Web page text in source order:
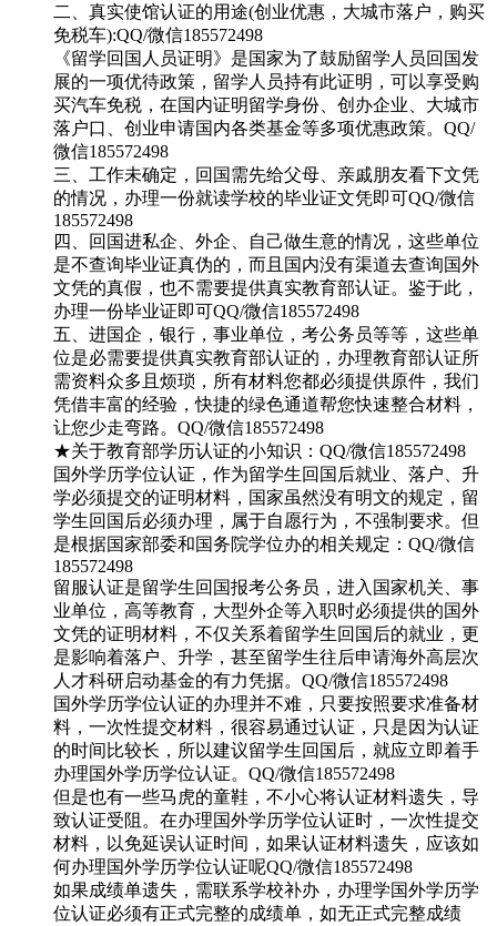
二、真实使馆认证的用途(创业优惠，大城市落户，购买
免税车):QQ/微信185572498
《留学回国人员证明》是国家为了鼓励留学人员回国发
展的一项优待政策，留学人员持有此证明，可以享受购
买汽车免税，在国内证明留学身份、创办企业、大城市
落户口、创业申请国内各类基金等多项优惠政策。QQ/
微信185572498
三、工作未确定，回国需先给父母、亲戚朋友看下文凭
的情况，办理一份就读学校的毕业证文凭即可QQ/微信
185572498
四、回国进私企、外企、自己做生意的情况，这些单位
是不查询毕业证真伪的，而且国内没有渠道去查询国外
文凭的真假，也不需要提供真实教育部认证。鉴于此，
办理一份毕业证即可QQ/微信185572498
五、进国企，银行，事业单位，考公务员等等，这些单
位是必需要提供真实教育部认证的，办理教育部认证所
需资料众多且烦琐，所有材料您都必须提供原件，我们
凭借丰富的经验，快捷的绿色通道帮您快速整合材料，
让您少走弯路。QQ/微信185572498
★关于教育部学历认证的小知识：QQ/微信185572498
国外学历学位认证，作为留学生回国后就业、落户、升
学必须提交的证明材料，国家虽然没有明文的规定，留
学生回国后必须办理，属于自愿行为，不强制要求。但
是根据国家部委和国务院学位办的相关规定：QQ/微信
185572498
留服认证是留学生回国报考公务员，进入国家机关、事
业单位，高等教育，大型外企等入职时必须提供的国外
文凭的证明材料，不仅关系着留学生回国后的就业，更
是影响着落户、升学，甚至留学生往后申请海外高层次
人才科研启动基金的有力凭据。QQ/微信185572498
国外学历学位认证的办理并不难，只要按照要求准备材
料，一次性提交材料，很容易通过认证，只是因为认证
的时间比较长，所以建议留学生回国后，就应立即着手
办理国外学历学位认证。QQ/微信185572498
但是也有一些马虎的童鞋，不小心将认证材料遗失，导
致认证受阻。在办理国外学历学位认证时，一次性提交
材料，以免延误认证时间，如果认证材料遗失，应该如
何办理国外学历学位认证呢QQ/微信185572498
如果成绩单遗失，需联系学校补办，办理学国外学历学
位认证必须有正式完整的成绩单，如无正式完整成绩